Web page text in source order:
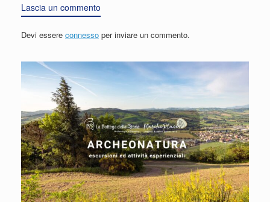
Lascia un commento
Devi essere connesso per inviare un commento.